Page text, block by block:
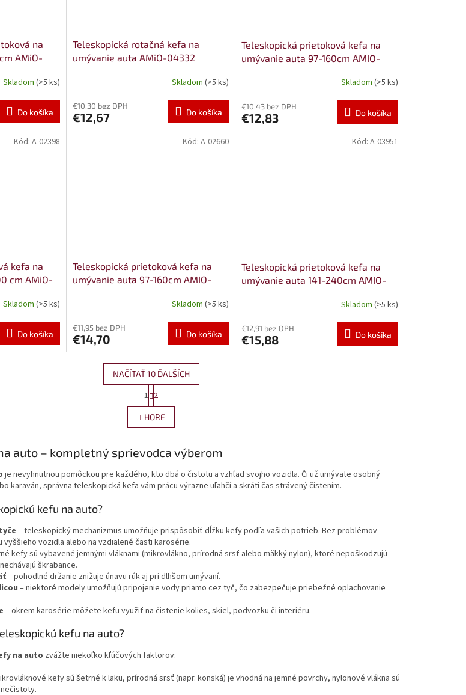
na
AMiO-
Skladom (>5 ks)
Do košíka
Teleskopická rotačná kefa na
umývanie auta AMiO-04332
Skladom (>5 ks)
€10,30 bez DPH
€12,67 Do košíka
Teleskopická prietoková kefa na
umývanie auta 97-160cm AMIO-
Skladom (>5 ks)
€10,43 bez DPH
€12,83 Do košíka
kefa na
cm AMiO-
Skladom (>5 ks)
Do košíka
Kód: A-02398
Teleskopická prietoková kefa na
umývanie auta 97-160cm AMIO-
Skladom (>5 ks)
€11,95 bez DPH
€14,70 Do košíka
Kód: A-02660
Teleskopická prietoková kefa na
umývanie auta 141-240cm AMIO-
Skladom (>5 ks)
€12,91 bez DPH
€15,88 Do košíka
Kód: A-03951
O
v
l
a
c
i
e
v
k
y
v
ý
p
i
s
u
NAČÍTAŤ 10 ĎALŠÍCH
t
r
á
n
o
a
n
i
1 2
HORE
auto – kompletný sprievodca výberom
je nevyhnutnou pomôckou pre každého, kto dbá o čistotu a vzhľad svojho vozidla. Či už umývate osobný
karaván, správna teleskopická kefa vám prácu výrazne uľahčí a skráti čas strávený čistením.
kefu na auto?
– teleskopický mechanizmus umožňuje prispôsobiť dĺžku kefy podľa vašich potrieb. Bez problémov
vyššieho vozidla alebo na vzdialené časti karosérie.
kefy sú vybavené jemnými vláknami (mikrovlákno, prírodná srsť alebo mäkký nylon), ktoré nepoškodzujú
škrabance.
– pohodlné držanie znižuje únavu rúk aj pri dlhšom umývaní.
– niektoré modely umožňujú pripojenie vody priamo cez tyč, čo zabezpečuje priebežné oplachovanie
– okrem karosérie môžete kefu využiť na čistenie kolies, skiel, podvozku či interiéru.
kefu na auto?
na auto zvážte niekoľko kľúčových faktorov:
kefy sú šetrné k laku, prírodná srsť (napr. konská) je vhodná na jemné povrchy, nylonové vlákna sú